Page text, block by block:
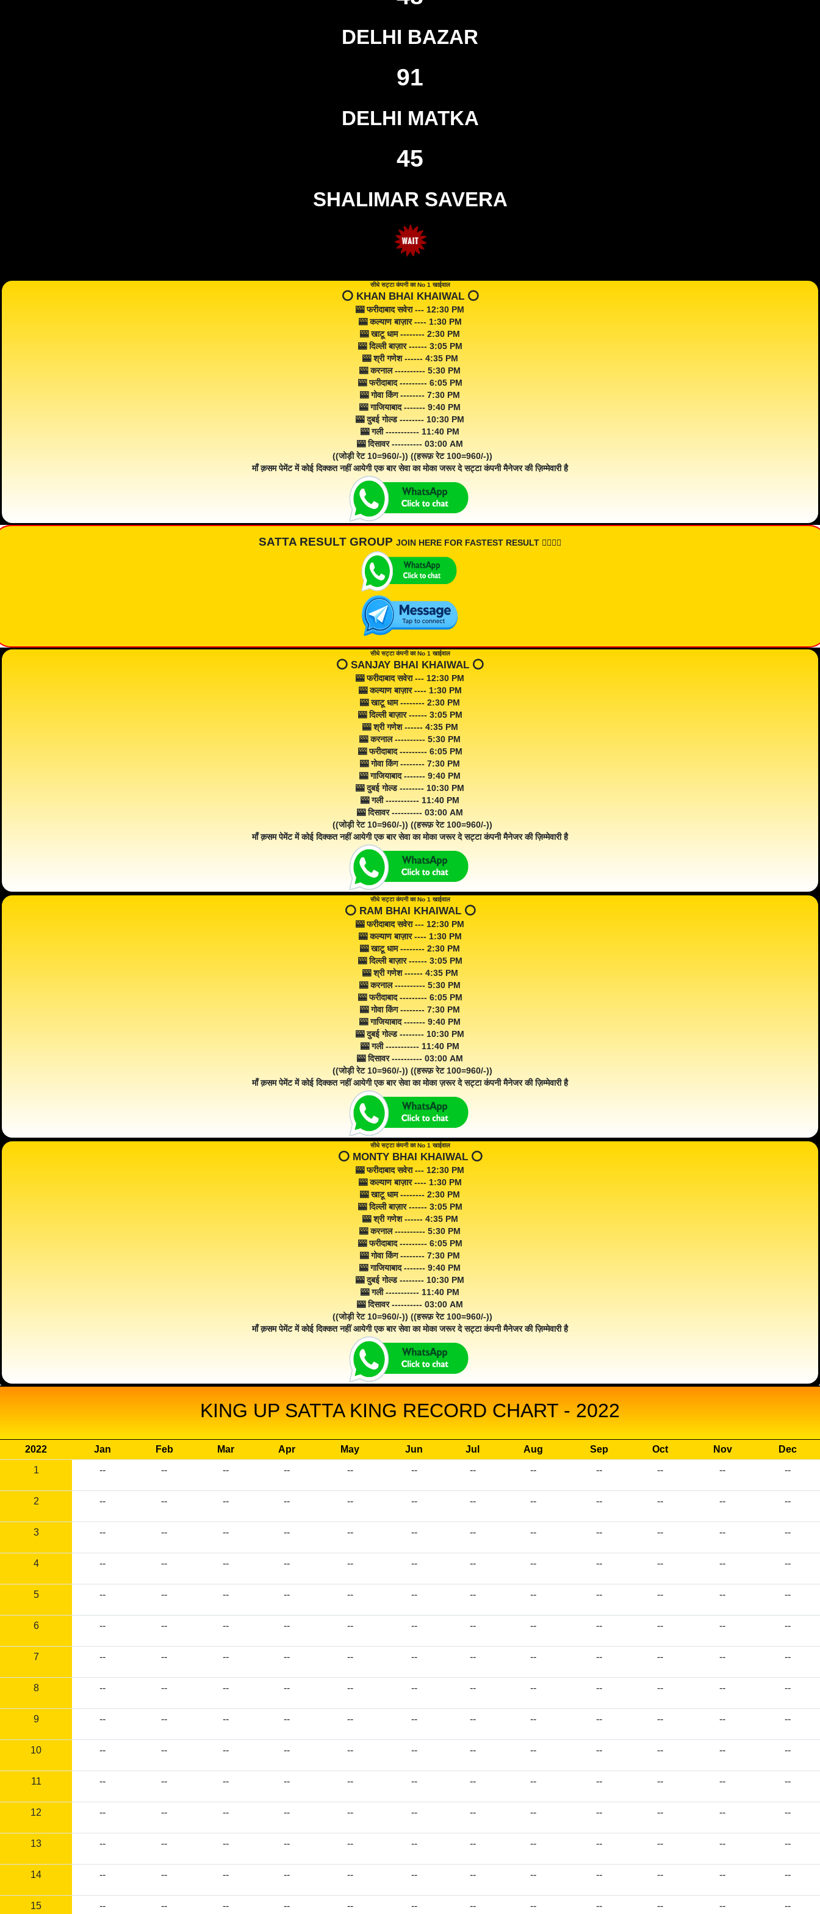
DELHI BAZAR
91
DELHI MATKA
45
SHALIMAR SAVERA
सीधे सट्टा कंपनी का No 1 खाईवाल
⭕️ KHAN BHAI KHAIWAL ⭕️
🎰 फरीदाबाद सवेरा --- 12:30 PM
🎰 कल्याण बाज़ार ---- 1:30 PM
🎰 खाटू धाम -------- 2:30 PM
🎰 दिल्ली बाज़ार ------ 3:05 PM
🎰 श्री गणेश ------ 4:35 PM
🎰 करनाल ---------- 5:30 PM
🎰 फरीदाबाद --------- 6:05 PM
🎰 गोवा किंग -------- 7:30 PM
🎰 गाजियाबाद ------- 9:40 PM
🎰 दुबई गोल्ड -------- 10:30 PM
🎰 गली ----------- 11:40 PM
🎰 दिसावर ---------- 03:00 AM
((जोड़ी रेट 10=960/-)) ((हरूफ़ रेट 100=960/-))
माँ क़सम पेमेंट में कोई दिक्कत नहीं आयेगी एक बार सेवा का मोका जरूर दे सट्टा कंपनी मैनेजर की ज़िम्मेवारी है
SATTA RESULT GROUP JOIN HERE FOR FASTEST RESULT 👇🏾👇🏾
सीधे सट्टा कंपनी का No 1 खाईवाल
⭕️ SANJAY BHAI KHAIWAL ⭕️
🎰 फरीदाबाद सवेरा --- 12:30 PM
🎰 कल्याण बाज़ार ---- 1:30 PM
🎰 खाटू धाम -------- 2:30 PM
🎰 दिल्ली बाज़ार ------ 3:05 PM
🎰 श्री गणेश ------ 4:35 PM
🎰 करनाल ---------- 5:30 PM
🎰 फरीदाबाद --------- 6:05 PM
🎰 गोवा किंग -------- 7:30 PM
🎰 गाजियाबाद ------- 9:40 PM
🎰 दुबई गोल्ड -------- 10:30 PM
🎰 गली ----------- 11:40 PM
🎰 दिसावर ---------- 03:00 AM
((जोड़ी रेट 10=960/-)) ((हरूफ़ रेट 100=960/-))
माँ क़सम पेमेंट में कोई दिक्कत नहीं आयेगी एक बार सेवा का मोका जरूर दे सट्टा कंपनी मैनेजर की ज़िम्मेवारी है
सीधे सट्टा कंपनी का No 1 खाईवाल
⭕️ RAM BHAI KHAIWAL ⭕️
🎰 फरीदाबाद सवेरा --- 12:30 PM
🎰 कल्याण बाज़ार ---- 1:30 PM
🎰 खाटू धाम -------- 2:30 PM
🎰 दिल्ली बाज़ार ------ 3:05 PM
🎰 श्री गणेश ------ 4:35 PM
🎰 करनाल ---------- 5:30 PM
🎰 फरीदाबाद --------- 6:05 PM
🎰 गोवा किंग -------- 7:30 PM
🎰 गाजियाबाद ------- 9:40 PM
🎰 दुबई गोल्ड -------- 10:30 PM
🎰 गली ----------- 11:40 PM
🎰 दिसावर ---------- 03:00 AM
((जोड़ी रेट 10=960/-)) ((हरूफ़ रेट 100=960/-))
माँ क़सम पेमेंट में कोई दिक्कत नहीं आयेगी एक बार सेवा का मोका ज़रूर दे सट्टा कंपनी मैनेजर की ज़िम्मेवारी है
सीधे सट्टा कंपनी का No 1 खाईवाल
⭕️ MONTY BHAI KHAIWAL ⭕️
🎰 फरीदाबाद सवेरा --- 12:30 PM
🎰 कल्याण बाज़ार ---- 1:30 PM
🎰 खाटू धाम -------- 2:30 PM
🎰 दिल्ली बाज़ार ------ 3:05 PM
🎰 श्री गणेश ------ 4:35 PM
🎰 करनाल ---------- 5:30 PM
🎰 फरीदाबाद --------- 6:05 PM
🎰 गोवा किंग -------- 7:30 PM
🎰 गाजियाबाद ------- 9:40 PM
🎰 दुबई गोल्ड -------- 10:30 PM
🎰 गली ----------- 11:40 PM
🎰 दिसावर ---------- 03:00 AM
((जोड़ी रेट 10=960/-)) ((हरूफ़ रेट 100=960/-))
माँ क़सम पेमेंट में कोई दिक्कत नहीं आयेगी एक बार सेवा का मोका जरूर दे सट्टा कंपनी मैनेजर की ज़िम्मेवारी है
KING UP SATTA KING RECORD CHART - 2022
2022 Jan Feb Mar Apr May Jun Jul Aug Sep Oct Nov
Dec
1
-- -- -- -- -- -- -- -- -- -- -- --
2 -- -- -- -- -- -- -- -- -- -- -- --
3 -- -- -- -- -- -- -- -- -- -- -- --
4 -- -- -- -- -- -- -- -- -- -- -- --
5 -- -- -- -- -- -- -- -- -- -- -- --
6 -- -- -- -- -- -- -- -- -- -- -- --
7 -- -- -- -- -- -- -- -- -- -- -- --
8 -- -- -- -- -- -- -- -- -- -- -- --
9 -- -- -- -- -- -- -- -- -- -- -- --
10 -- -- -- -- -- -- -- -- -- -- -- --
11 -- -- -- -- -- -- -- -- -- -- -- --
12 -- -- -- -- -- -- -- -- -- -- -- --
13 -- -- -- -- -- -- -- -- -- -- -- --
14 -- -- -- -- -- -- -- -- -- -- -- --
15 -- -- -- -- -- -- -- -- -- -- -- --